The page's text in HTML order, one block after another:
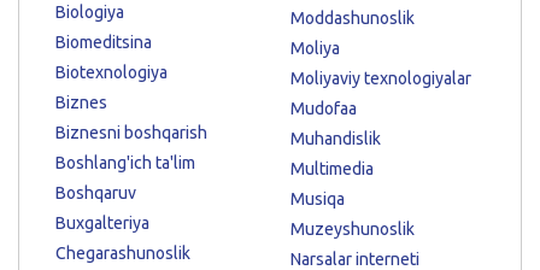
Biologiya
Biomeditsina
Biotexnologiya
Biznes
Biznesni boshqarish
Boshlang'ich ta'lim
Boshqaruv
Buxgalteriya
Chegarashunoslik
Moddashunoslik
Moliya
Moliyaviy texnologiyalar
Mudofaa
Muhandislik
Multimedia
Musiqa
Muzeyshunoslik
Narsalar interneti